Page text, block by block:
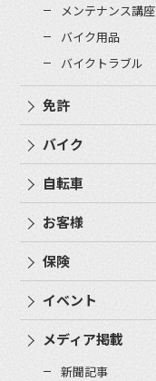
メンテナンス講座
バイク用品
バイクトラブル
免許
バイク
自転車
お客様
保険
イベント
メディア掲載
新聞記事